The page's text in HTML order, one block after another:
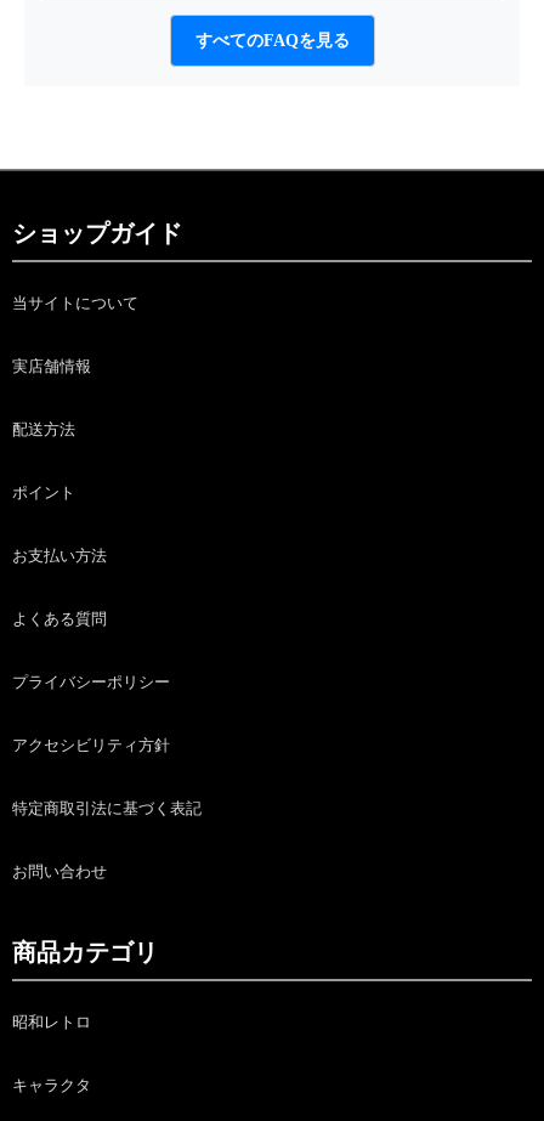
すべてのFAQを見る
ショップガイド
当サイトについて
実店舗情報
配送方法
ポイント
お支払い方法
よくある質問
プライバシーポリシー
アクセシビリティ方針
特定商取引法に基づく表記
お問い合わせ
商品カテゴリ
昭和レトロ
キャラクタ